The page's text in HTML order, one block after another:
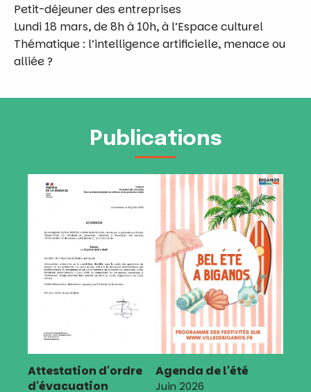
Petit-déjeuner des entreprises
Lundi 18 mars, de 8h à 10h, à l’Espace culturel
Thématique : l’intelligence artificielle, menace ou
alliée ?
Publications
Attestation d'ordre
d'évacuation
Agenda de l'été
Juin 2026